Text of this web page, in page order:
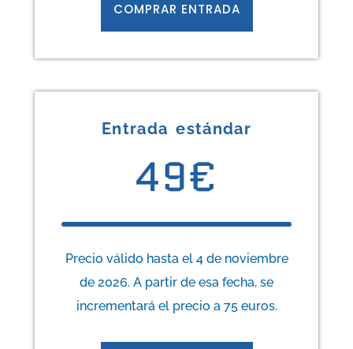
COMPRAR ENTRADA
Entrada estándar
49€
1/
Precio válido hasta el 4 de noviembre
de 2026. A partir de esa fecha, se
incrementará el precio a 75 euros.